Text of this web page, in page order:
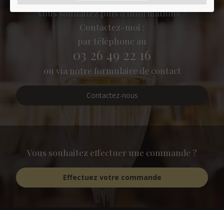
Vous souhaitez plus d'informations ?
Contactez-moi :
par téléphone au
03 26 49 22 16
ou via notre formulaire de contact
Contactez-nous
Vous souhaitez effectuer une commande ?
Effectuez votre commande